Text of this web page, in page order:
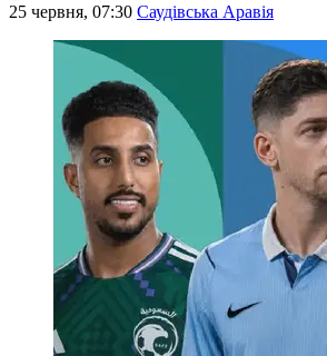
25 червня, 07:30 Саудівська Аравія